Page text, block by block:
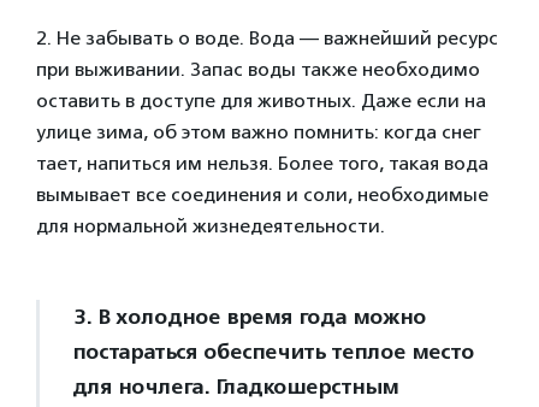
2. Не забывать о воде. Вода — важнейший ресурс
при выживании. Запас воды также необходимо
оставить в доступе для животных. Даже если на
улице зима, об этом важно помнить: когда снег
тает, напиться им нельзя. Более того, такая вода
вымывает все соединения и соли, необходимые
для нормальной жизнедеятельности.
3. В холодное время года можно
постараться обеспечить теплое место
для ночлега. Гладкошерстным